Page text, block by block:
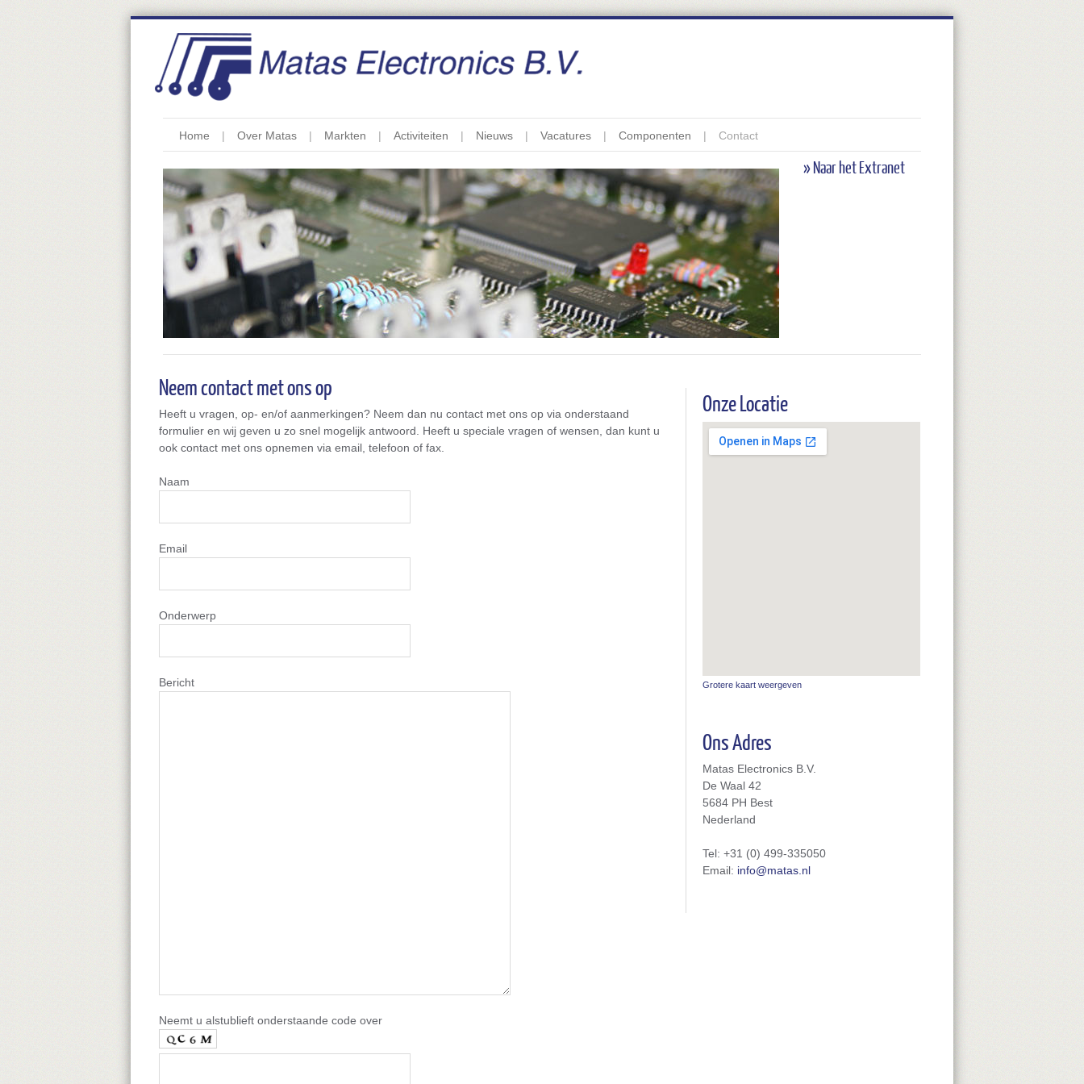
Home Over Matas Markten Activiteiten Nieuws Vacatures Componenten Contact
» Naar het Extranet
Neem contact met ons op
Heeft u vragen, op- en/of aanmerkingen? Neem dan nu contact met ons op via onderstaand
formulier en wij geven u zo snel mogelijk antwoord. Heeft u speciale vragen of wensen, dan kunt u
ook contact met ons opnemen via email, telefoon of fax.
Naam
Email
Onderwerp
Bericht
Neemt u alstublieft onderstaande code over
Onze Locatie
Grotere kaart weergeven
Ons Adres
Matas Electronics B.V.
De Waal 42
5684 PH Best
Nederland
Tel:+31 (0) 499-335050
Email: info@matas.nl